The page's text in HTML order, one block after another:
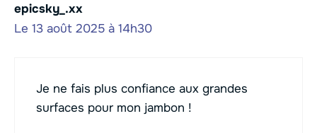
epicsky_.xx
Le 13 août 2025 à 14h30
Je ne fais plus confiance aux grandes
surfaces pour mon jambon !